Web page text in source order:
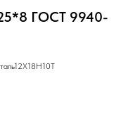
ГОСТ 9940-